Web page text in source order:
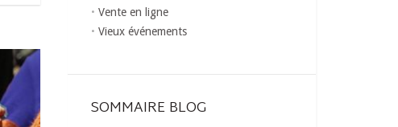
Vente en ligne
Vieux événements
SOMMAIRE BLOG